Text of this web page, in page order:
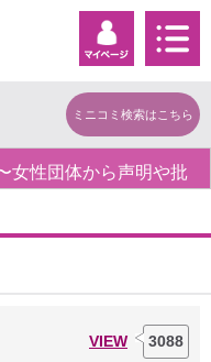
ミニコミ検索はこちら
女性団体から声明や批
VIEW 3088